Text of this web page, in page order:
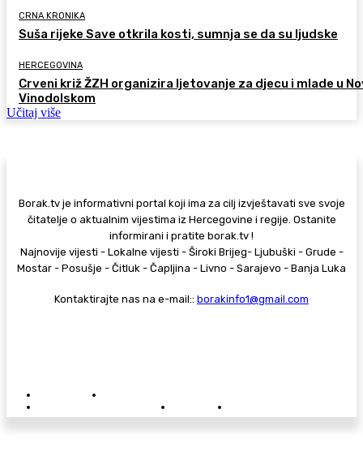
CRNA KRONIKA
Suša rijeke Save otkrila kosti, sumnja se da su ljudske
HERCEGOVINA
Crveni križ ŽZH organizira ljetovanje za djecu i mlade u
Vinodolskom
Učitaj više
Borak.tv je informativni portal koji ima za cilj izvještavati sve svoje
čitatelje o aktualnim vijestima iz Hercegovine i regije. Ostanite
informirani i pratite borak.tv !
Najnovije vijesti - Lokalne vijesti - Široki Brijeg- Ljubuški - Grude -
Mostar - Posušje - Čitluk - Čapljina - Livno - Sarajevo - Banja Luka
Kontaktirajte nas na e-mail:: borakinfo1@gmail.com